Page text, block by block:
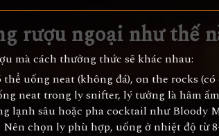
rượu ngoại như thế
mà cách thưởng thức sẽ khác nhau:
thể uống neat (không đá), on the rocks
neat trong ly snifter, lý tưởng là hâm
lạnh sâu hoặc pha cocktail như Bloody
Nên chọn ly phù hợp, uống ở nhiệt độ từ